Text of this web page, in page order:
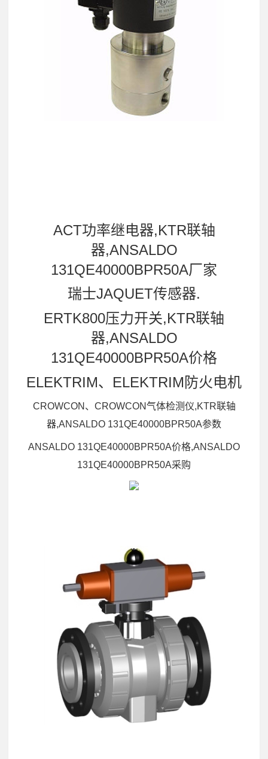
ACT功率继电器,KTR联轴
器,ANSALDO
131QE40000BPR50A厂家
瑞士JAQUET传感器.
ERTK800压力开关,KTR联轴
器,ANSALDO
131QE40000BPR50A价格
ELEKTRIM、ELEKTRIM防火电机
CROWCON、CROWCON气体检测仪,KTR联轴
器,ANSALDO 131QE40000BPR50A参数
ANSALDO 131QE40000BPR50A价格,ANSALDO
131QE40000BPR50A采购